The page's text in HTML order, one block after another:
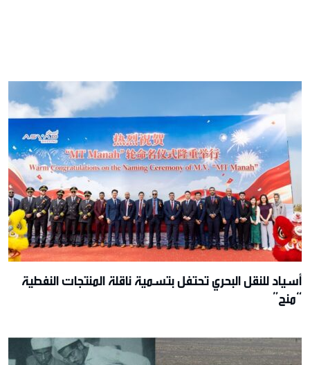
أسياد للنقل البحري تحتفل بتسمية ناقلة المنتجات النفطية
“منح”